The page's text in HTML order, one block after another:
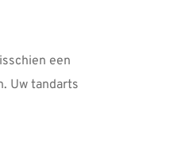
een
Uw tandarts